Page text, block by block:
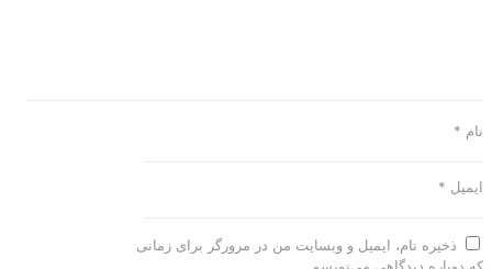
نام *
ایمیل *
ذخیره نام، ایمیل و وبسایت من در مرورگر برای زمانی